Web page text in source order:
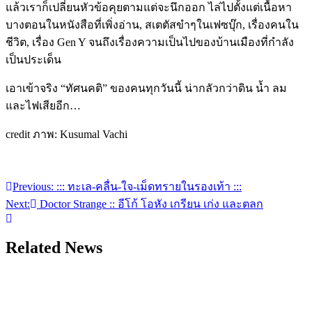
แล้วเราก็เปลี่ยนหัวข้อคุยตามแต่จะนึกออก ไล่ไปตั้งแต่เนื้อหา
บางตอนในหนังสือที่เพิ่งอ่าน, สเตตัสขำๆในเฟซบุ๊ก, เรื่องคนใน
ชีวิต, เรื่อง Gen Y จนถึงเรื่องความเป็นไปของบ้านเมืองที่กำลัง
เป็นประเด็น
เอาเข้าจริง “ทัศนคติ” ของคนทุกวันนี้ น่ากลัวกว่าดิน น้ำ ลม
และไฟเสียอีก…
credit ภาพ: Kusumal Vachi
แนะแนว
เรื่อง
Previous: ::: ทะเล-คลื่น-ใจ-เม็ดทรายในรองเท้า :::
Next:
Doctor Strange :: อีโก้ โอหัง เกรียน เก่ง และตลก
Related News